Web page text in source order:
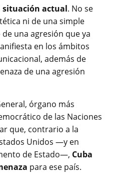
situación actual. No se
ni de una simple
una agresión que ya
en los ámbitos
además de
de una agresión
órgano más
de las Naciones
que, contrario a la
Unidos —y en
de Estado—, Cuba
para ese país.